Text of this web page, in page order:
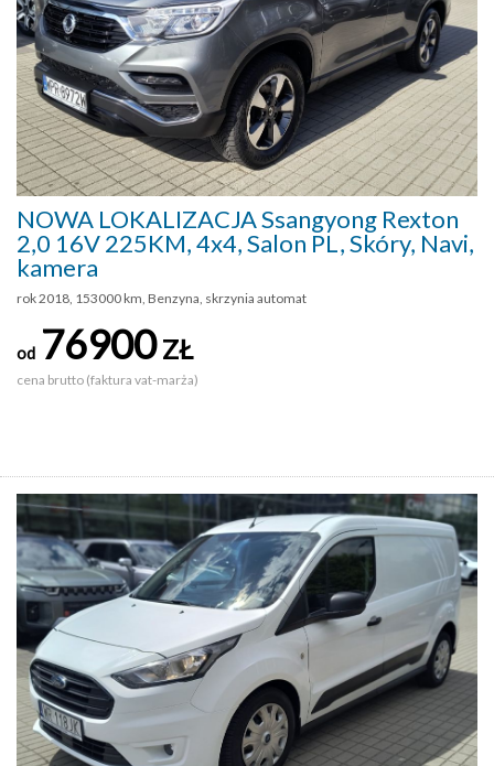
NOWA LOKALIZACJA Ssangyong Rexton
2,0 16V 225KM, 4x4, Salon PL, Skóry, Navi,
kamera
rok 2018, 153000 km, Benzyna, skrzynia automat
od 76900ZŁ
cena brutto (faktura vat-marża)